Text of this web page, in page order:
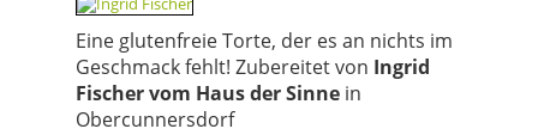
Eine glutenfreie Torte, der es an nichts im
Geschmack fehlt! Zubereitet von Ingrid
Fischer vom Haus der Sinne in
Obercunnersdorf